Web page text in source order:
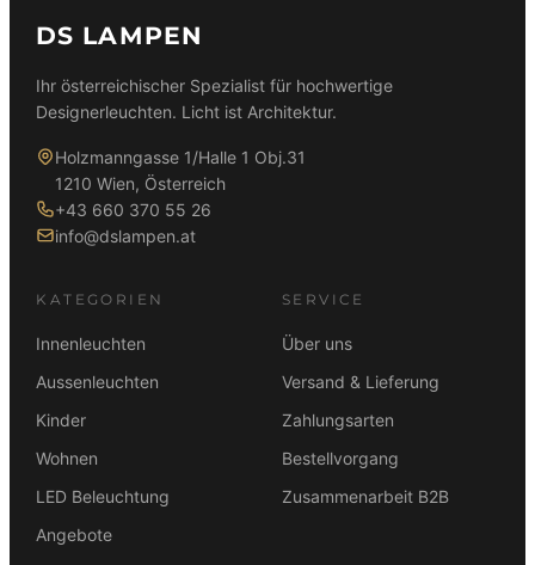
DS LAMPEN
Ihr österreichischer Spezialist für hochwertige
Designerleuchten. Licht ist Architektur.
Holzmanngasse 1/Halle 1 Obj.31
1210 Wien, Österreich
+43 660 370 55 26
info@dslampen.at
KATEGORIEN
Innenleuchten
Aussenleuchten
Kinder
Wohnen
LED Beleuchtung
Angebote
SERVICE
Über uns
Versand & Lieferung
Zahlungsarten
Bestellvorgang
Zusammenarbeit B2B